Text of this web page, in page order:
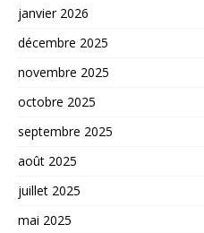
janvier 2026
décembre 2025
novembre 2025
octobre 2025
septembre 2025
août 2025
juillet 2025
mai 2025